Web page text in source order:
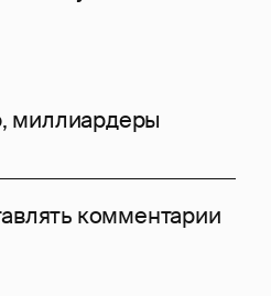
, миллиардеры
комментарии